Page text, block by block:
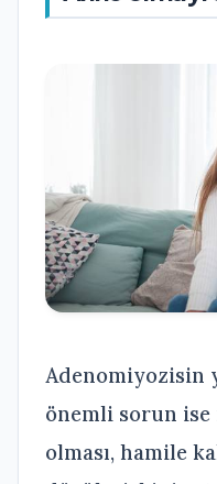
Adenomiyozisin
önemli sorun
olması, hamile